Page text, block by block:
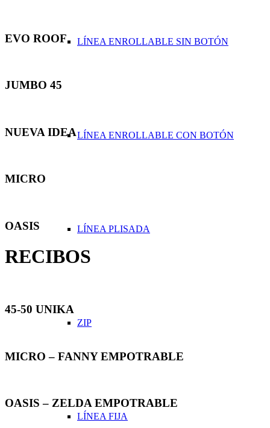
LÍNEA ENROLLABLE SIN BOTÓN
LÍNEA ENROLLABLE CON BOTÓN
LÍNEA PLISADA
ZIP
LÍNEA FIJA
EVO ROOF
JUMBO 45
NUEVA IDEA
MICRO
OASIS
RECIBOS
45-50 UNIKA
MICRO – FANNY EMPOTRABLE
OASIS – ZELDA EMPOTRABLE